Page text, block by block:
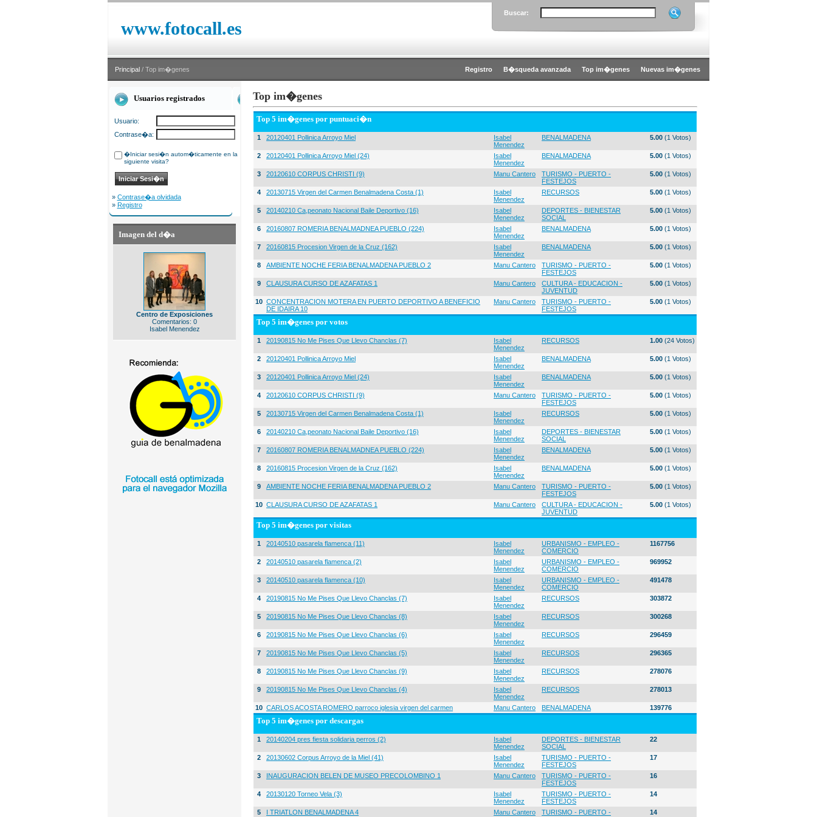
www.fotocall.es
Buscar:
Principal / Top im�genes Registro B�squeda avanzada Top im�genes Nuevas im�genes
Usuarios registrados
Usuario:
Contrase�a:
�Iniciar sesi�n autom�ticamente en la
siguiente visita?
» Contrase�a olvidada
» Registro
Imagen del d�a
Centro de Exposiciones
Comentarios: 0
Isabel Menendez
Top im�genes
Top 5 im�genes por puntuaci�n
1 20120401 Pollinica Arroyo Miel
Isabel
Menendez
BENALMADENA 5.00 (1 Votos)
2 20120401 Pollinica Arroyo Miel (24)
Isabel
Menendez
BENALMADENA 5.00 (1 Votos)
3 20120610 CORPUS CHRISTI (9) Manu Cantero
TURISMO - PUERTO -
FESTEJOS
5.00 (1 Votos)
4 20130715 Virgen del Carmen Benalmadena Costa (1)
Isabel
Menendez
RECURSOS 5.00 (1 Votos)
5 20140210 Ca,peonato Nacional Baile Deportivo (16)
Isabel
Menendez
DEPORTES - BIENESTAR
SOCIAL
5.00 (1 Votos)
6 20160807 ROMERIA BENALMADNEA PUEBLO (224)
Isabel
Menendez
BENALMADENA 5.00 (1 Votos)
7 20160815 Procesion Virgen de la Cruz (162)
Isabel
Menendez
BENALMADENA 5.00 (1 Votos)
8 AMBIENTE NOCHE FERIA BENALMADENA PUEBLO 2 Manu Cantero
TURISMO - PUERTO -
FESTEJOS
5.00 (1 Votos)
9 CLAUSURA CURSO DE AZAFATAS 1 Manu Cantero
CULTURA - EDUCACION -
JUVENTUD
5.00 (1 Votos)
10 CONCENTRACION MOTERA EN PUERTO DEPORTIVO A BENEFICIO
DE IDAIRA 10
Manu Cantero
TURISMO - PUERTO -
FESTEJOS
5.00 (1 Votos)
Top 5 im�genes por votos
1 20190815 No Me Pises Que Llevo Chanclas (7)
Isabel
Menendez
RECURSOS 1.00 (24 Votos)
2 20120401 Pollinica Arroyo Miel
Isabel
Menendez
BENALMADENA 5.00 (1 Votos)
3 20120401 Pollinica Arroyo Miel (24)
Isabel
Menendez
BENALMADENA 5.00 (1 Votos)
4 20120610 CORPUS CHRISTI (9) Manu Cantero
TURISMO - PUERTO -
FESTEJOS
5.00 (1 Votos)
5 20130715 Virgen del Carmen Benalmadena Costa (1)
Isabel
Menendez
RECURSOS 5.00 (1 Votos)
6 20140210 Ca,peonato Nacional Baile Deportivo (16)
Isabel
Menendez
DEPORTES - BIENESTAR
SOCIAL
5.00 (1 Votos)
7 20160807 ROMERIA BENALMADNEA PUEBLO (224)
Isabel
Menendez
BENALMADENA 5.00 (1 Votos)
8 20160815 Procesion Virgen de la Cruz (162)
Isabel
Menendez
BENALMADENA 5.00 (1 Votos)
9 AMBIENTE NOCHE FERIA BENALMADENA PUEBLO 2 Manu Cantero
TURISMO - PUERTO -
FESTEJOS
5.00 (1 Votos)
10 CLAUSURA CURSO DE AZAFATAS 1 Manu Cantero
CULTURA - EDUCACION -
JUVENTUD
5.00 (1 Votos)
Top 5 im�genes por visitas
1 20140510 pasarela flamenca (11)
Isabel
Menendez
URBANISMO - EMPLEO -
COMERCIO
1167756
2 20140510 pasarela flamenca (2)
Isabel
Menendez
URBANISMO - EMPLEO -
COMERCIO
969952
3 20140510 pasarela flamenca (10)
Isabel
Menendez
URBANISMO - EMPLEO -
COMERCIO
491478
4 20190815 No Me Pises Que Llevo Chanclas (7)
Isabel
Menendez
RECURSOS 303872
5 20190815 No Me Pises Que Llevo Chanclas (8)
Isabel
Menendez
RECURSOS 300268
6 20190815 No Me Pises Que Llevo Chanclas (6)
Isabel
Menendez
RECURSOS 296459
7 20190815 No Me Pises Que Llevo Chanclas (5)
Isabel
Menendez
RECURSOS 296365
8 20190815 No Me Pises Que Llevo Chanclas (9)
Isabel
Menendez
RECURSOS 278076
9 20190815 No Me Pises Que Llevo Chanclas (4)
Isabel
Menendez
RECURSOS 278013
10 CARLOS ACOSTA ROMERO parroco iglesia virgen del carmen Manu Cantero BENALMADENA 139776
Top 5 im�genes por descargas
1 20140204 pres fiesta solidaria perros (2)
Isabel
Menendez
DEPORTES - BIENESTAR
SOCIAL
22
2 20130602 Corpus Arroyo de la Miel (41)
Isabel
Menendez
TURISMO - PUERTO -
FESTEJOS
17
3 INAUGURACION BELEN DE MUSEO PRECOLOMBINO 1 Manu Cantero
TURISMO - PUERTO -
FESTEJOS
16
4 20130120 Torneo Vela (3)
Isabel
Menendez
TURISMO - PUERTO -
FESTEJOS
14
5 I TRIATLON BENALMADENA 4 Manu Cantero
TURISMO - PUERTO -
14